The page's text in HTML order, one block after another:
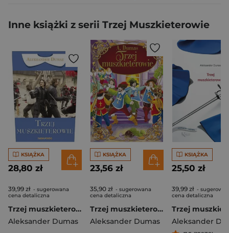
Inne książki z serii Trzej Muszkieterowie
KSIĄŻKA
28,80 zł
39,99 zł - sugerowana
cena detaliczna
Trzej muszkieterowie
Aleksander Dumas
KSIĄŻKA
23,56 zł
35,90 zł - sugerowana
cena detaliczna
Trzej muszkieterowie
Aleksander Dumas
KSIĄŻKA
25,50 zł
39,99 zł -
cena detaliczna
Aleksander